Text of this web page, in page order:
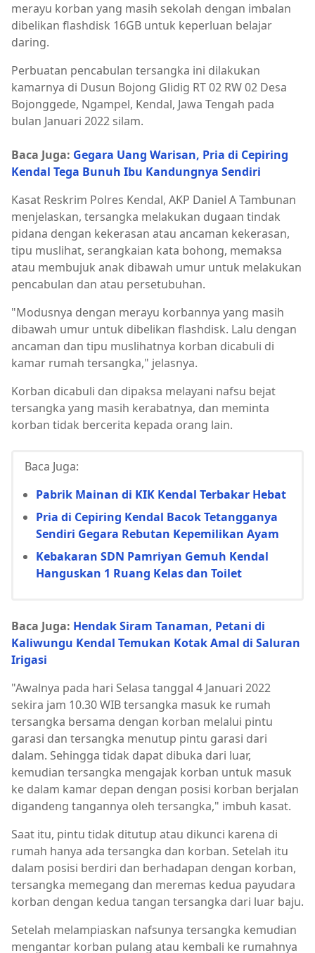
merayu korban yang masih sekolah dengan imbalan
dibelikan flashdisk 16GB untuk keperluan belajar
daring.
Perbuatan pencabulan tersangka ini dilakukan
kamarnya di Dusun Bojong Glidig RT 02 RW 02 Desa
Bojonggede, Ngampel, Kendal, Jawa Tengah pada
bulan Januari 2022 silam.
Baca Juga: Gegara Uang Warisan, Pria di Cepiring
Kendal Tega Bunuh Ibu Kandungnya Sendiri
Kasat Reskrim Polres Kendal, AKP Daniel A Tambunan
menjelaskan, tersangka melakukan dugaan tindak
pidana dengan kekerasan atau ancaman kekerasan,
tipu muslihat, serangkaian kata bohong, memaksa
atau membujuk anak dibawah umur untuk melakukan
pencabulan dan atau persetubuhan.
"Modusnya dengan merayu korbannya yang masih
dibawah umur untuk dibelikan flashdisk. Lalu dengan
ancaman dan tipu muslihatnya korban dicabuli di
kamar rumah tersangka," jelasnya.
Korban dicabuli dan dipaksa melayani nafsu bejat
tersangka yang masih kerabatnya, dan meminta
korban tidak bercerita kepada orang lain.
Baca Juga:
Pabrik Mainan di KIK Kendal Terbakar Hebat
Pria di Cepiring Kendal Bacok Tetangganya
Sendiri Gegara Rebutan Kepemilikan Ayam
Kebakaran SDN Pamriyan Gemuh Kendal
Hanguskan 1 Ruang Kelas dan Toilet
Baca Juga: Hendak Siram Tanaman, Petani di
Kaliwungu Kendal Temukan Kotak Amal di Saluran
Irigasi
"Awalnya pada hari Selasa tanggal 4 Januari 2022
sekira jam 10.30 WIB tersangka masuk ke rumah
tersangka bersama dengan korban melalui pintu
garasi dan tersangka menutup pintu garasi dari
dalam. Sehingga tidak dapat dibuka dari luar,
kemudian tersangka mengajak korban untuk masuk
ke dalam kamar depan dengan posisi korban berjalan
digandeng tangannya oleh tersangka," imbuh kasat.
Saat itu, pintu tidak ditutup atau dikunci karena di
rumah hanya ada tersangka dan korban. Setelah itu
dalam posisi berdiri dan berhadapan dengan korban,
tersangka memegang dan meremas kedua payudara
korban dengan kedua tangan tersangka dari luar baju.
Setelah melampiaskan nafsunya tersangka kemudian
mengantar korban pulang atau kembali ke rumahnya